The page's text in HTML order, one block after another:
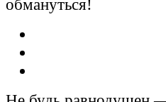
обмануться!